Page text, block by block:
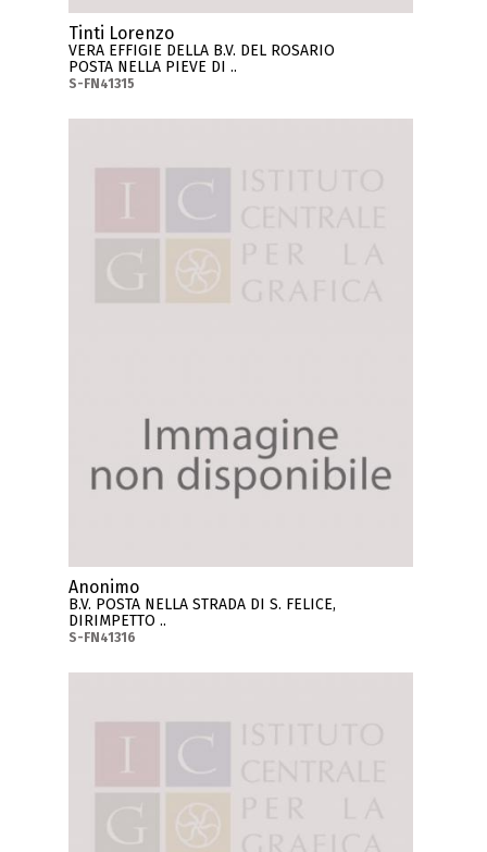
Tinti Lorenzo
VERA EFFIGIE DELLA B.V. DEL ROSARIO
POSTA NELLA PIEVE DI ..
S-FN41315
Anonimo
B.V. POSTA NELLA STRADA DI S. FELICE,
DIRIMPETTO ..
S-FN41316